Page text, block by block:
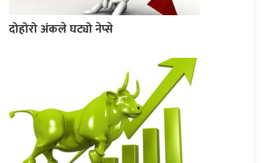
दोहोरो अंकले घट्यो नेप्से